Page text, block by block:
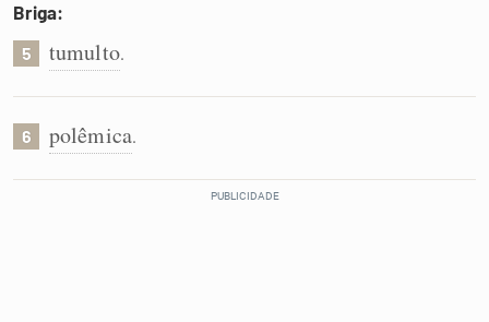
Briga:
5 tumulto.
6 polêmica.